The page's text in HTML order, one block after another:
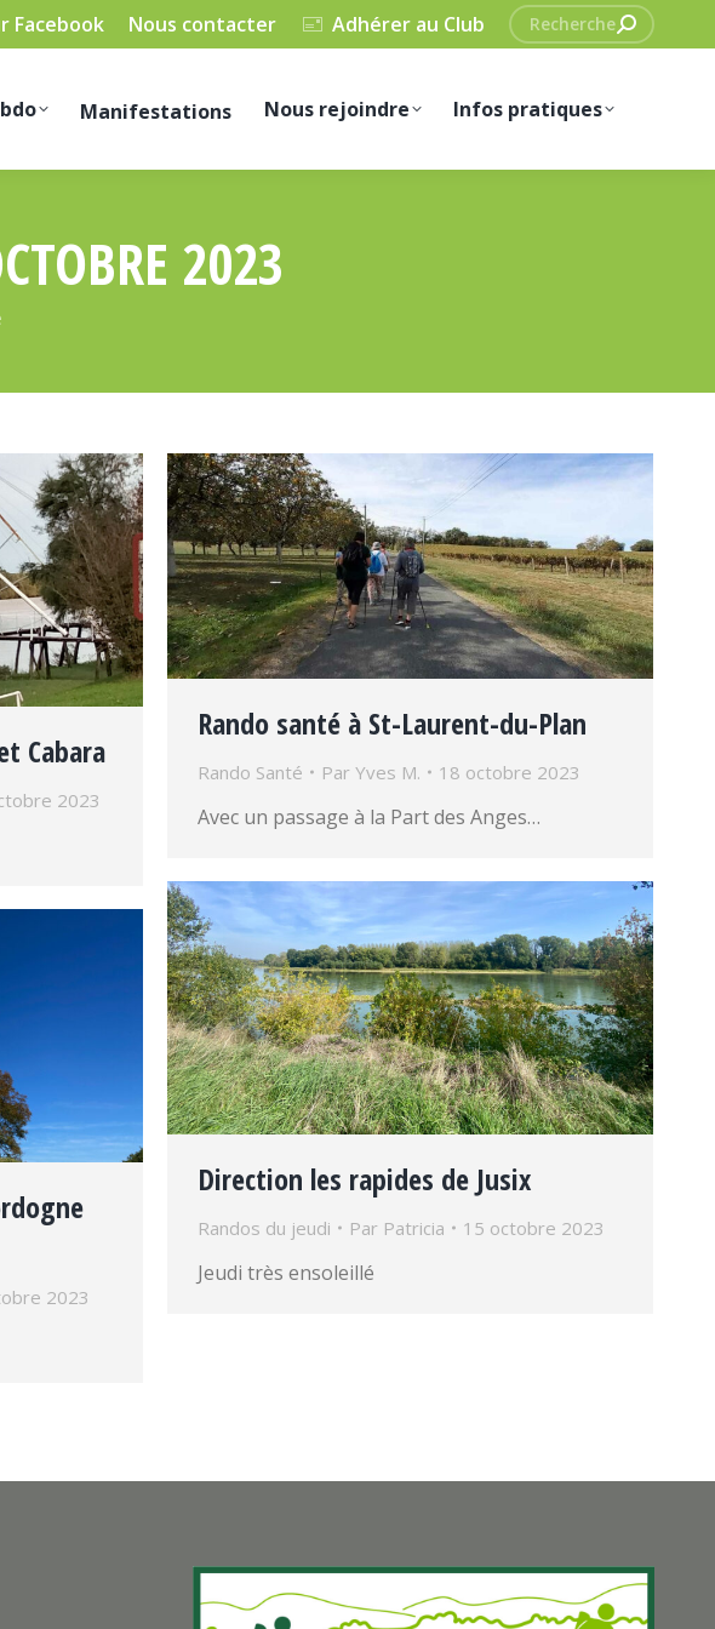
Facebook Nous contacter Adhérer au Club
Recherche
:
Manifestations Nous rejoindre Infos pratiques
2023
Cabara
2023
Rando santé à St-Laurent-du-Plan
Rando Santé Par Yves M. 18 octobre 2023
Avec un passage à la Part des Anges…
Direction les rapides de Jusix
Randos du jeudi Par Patricia 15 octobre 2023
Jeudi très ensoleillé
2023